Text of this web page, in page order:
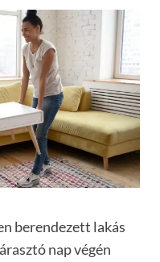
berendezett lakás
nap végén